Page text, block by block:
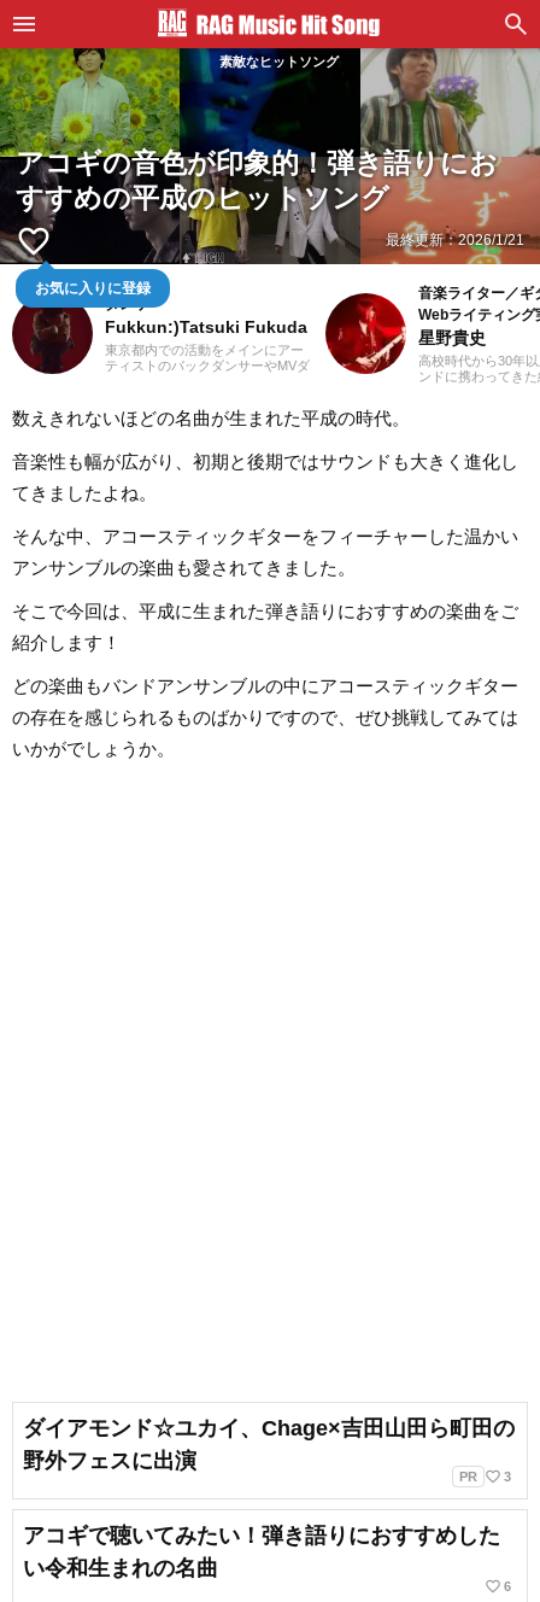
素敵なヒットソング
アコギの音色が印象的！弾き語りにお
すすめの平成のヒットソング
favorite_border
お気に入りに登録
最終更新：2026/1/21
ダンサー
Fukkun:)Tatsuki Fukuda
東京都内での活動をメインにアー
ティストのバックダンサーやMVダ
時に記事制作にも携わっていま
す。中学時代にマイケル・ジャク
校2年生からダンス活動を始める。
ダンスを始めてから今まで聴いて
いたJ-POPや邦楽ロック以外にも
洋楽のR&Bやラップ、オルタナテ
使用される曲も聴き始める。小学
うことが好きなので趣味でカラオ
楽ロックやラップ、さらにはK-
POPまで幅広くの音楽を好んで聴
音楽ライター／ギ
Webライティング
星野貴史
高校時代から30年
ンドに携わってき
メタルといったジ
すが、邦楽洋楽問
Webライティング
ており、またライ
習い事のフォロー
数えきれないほどの名曲が生まれた平成の時代。
音楽性も幅が広がり、初期と後期ではサウンドも大きく進化し
てきましたよね。
そんな中、アコースティックギターをフィーチャーした温かい
アンサンブルの楽曲も愛されてきました。
そこで今回は、平成に生まれた弾き語りにおすすめの楽曲をご
紹介します！
どの楽曲もバンドアンサンブルの中にアコースティックギター
の存在を感じられるものばかりですので、ぜひ挑戦してみては
いかがでしょうか。
ダイアモンド☆ユカイ、Chage×吉田山田ら町田の
野外フェスに出演
PR favorite_border 3
アコギで聴いてみたい！弾き語りにおすすめした
い令和生まれの名曲
favorite_border 6